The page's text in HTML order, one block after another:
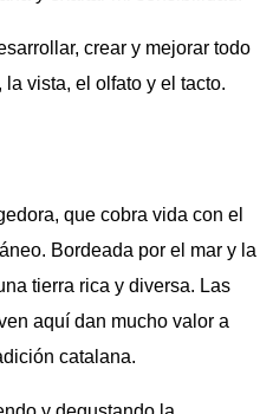
crear y mejorar todo
vista, el olfato y el tacto.
que cobra vida con el
Bordeada por el mar y la
tierra rica y diversa. Las
aquí dan mucho valor a
catalana.